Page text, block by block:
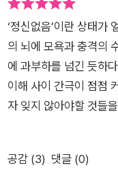
치고(89p)”, “다들 마음을 쓴다
라보며 마음을 쓰는 것,
는 생각이다. 어려운 일
으로부터 시작되는 것
에서 했다. 익명의 군중
본다.
낸 것은 온갖 갈등이지
우리는 하나다. (215쪽
시골에 산다. 이제 도시
도시의 거대한 아름다움
거대하고 위태로운 탑
곳에서 사람들이 만들
일이 되었다. 하지만
이 있다는 걸 안다. 그러
만나 시시껄렁한 대화를
분은 ‘상실, 실패, 패배
은 그러고’(8쪽) 있는
우정은 고닉과 레너드
다는 다른 하나가 활기
그래서 우리는 대개 ‘함
아니, 그렇지 않다고
그리고 이 기질적으로
을 걸고 있음을 깨닫고
에 아직 여물지도 발달
생각 중에서도 가장 신
눌 친구도 전부 내 안
이 있었고, 그 비밀은
의 것이기도 했다. 우
(...) 나 자신의 가슴 속
해한 체 하는 자의 여유
인 자기감정을 그대로 인
이지 않는 속박, 내면을
못한 것은 존재하는 것,
이유일 수도 있을 것이
이상화된 무엇에 대한
유에 있는 것이 아니라
의 군상들과의 일화에서
다. 치열한 싸움 구경이
번에도 예상은 빗나갔
였으나 고닉은 나이가
했고 여전히 엉뚱한 매
을 주기도 하지만 이
주일에 한 번씩은 레너
나 산책을 하고, 영화를
‘정신없음’이란 상태가
의 뇌에 모욕과 충격의
에 과부하를 넘긴 듯하
이해 사이 간극이 점점
자 잊지 않아야할 것들
힘은 늘 기억하는 과거
재를 점유하는 일을 대
공감 (3) 댓글 (0)